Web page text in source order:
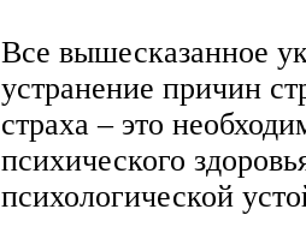
Все вышесказанное
устранение причин
страха – это
психического
психологической